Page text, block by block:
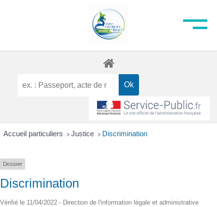
Accueil particuliers > Justice > Discrimination
Dossier
Discrimination
Vérifié le 11/04/2022 - Direction de l'information légale et administrative